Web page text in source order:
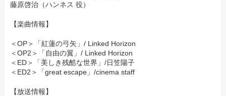
藤原啓治（ハンネス 役）
【楽曲情報】
＜OP＞「紅蓮の弓矢」/ Linked Horizon
＜OP2＞「自由の翼」/ Linked Horizon
＜ED＞「美しき残酷な世界」/日笠陽子
＜ED2＞「great escape」/cinema staff
【放送情報】